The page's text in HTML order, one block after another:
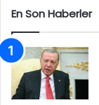
En Son Haberler